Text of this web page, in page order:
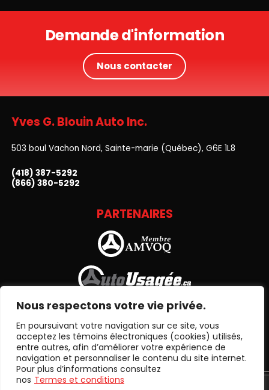
Nous respectons votre vie privée.
En poursuivant votre navigation sur ce site, vous
acceptez les témoins électroniques (cookies) utilisés,
entre autres, afin d’améliorer votre expérience de
navigation et personnaliser le contenu du site internet.
Pour plus d’informations consultez
nos Termes et conditions
Demande d'information
Nous contacter
Yves G. Blouin Auto Inc.
503 boul Vachon Nord, Sainte-marie (Québec), G6E 1L8
(418) 387-5292
(866) 380-5292
PARTENAIRES